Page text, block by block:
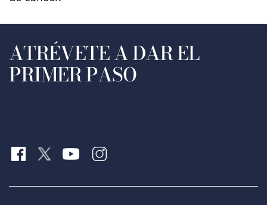
ATRÉVETE A DAR EL
PRIMER PASO